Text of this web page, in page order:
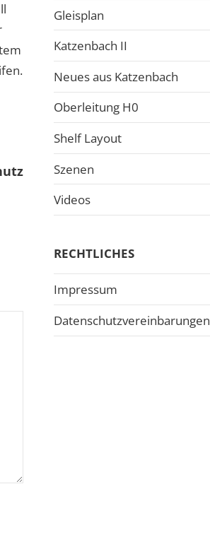
Gleisplan
Katzenbach II
Neues aus Katzenbach
Oberleitung H0
Shelf Layout
Szenen
Videos
RECHTLICHES
Impressum
Datenschutzvereinbarungen